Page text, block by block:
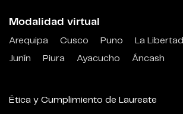
Modalidad virtual
Arequipa Cusco Puno
La Libertad
Junín
Piura Ayacucho Áncash
Ética y Cumplimiento de Laureate